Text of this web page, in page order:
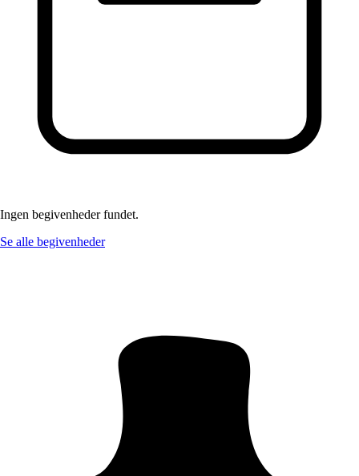
Ingen begivenheder fundet.
Se alle begivenheder